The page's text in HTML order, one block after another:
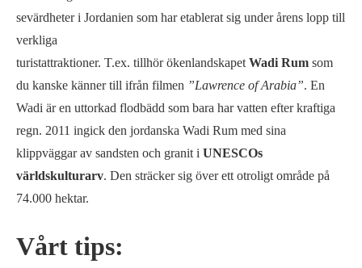
sevärdheter i Jordanien som har etablerat sig under årens lopp till
verkliga
turistattraktioner. T.ex. tillhör ökenlandskapet Wadi Rum som
du kanske känner till ifrån filmen ”Lawrence of Arabia”. En
Wadi är en uttorkad flodbädd som bara har vatten efter kraftiga
regn. 2011 ingick den jordanska Wadi Rum med sina
klippväggar av sandsten och granit i UNESCOs
världskulturarv. Den sträcker sig över ett otroligt område på
74.000 hektar.
Vårt tips: